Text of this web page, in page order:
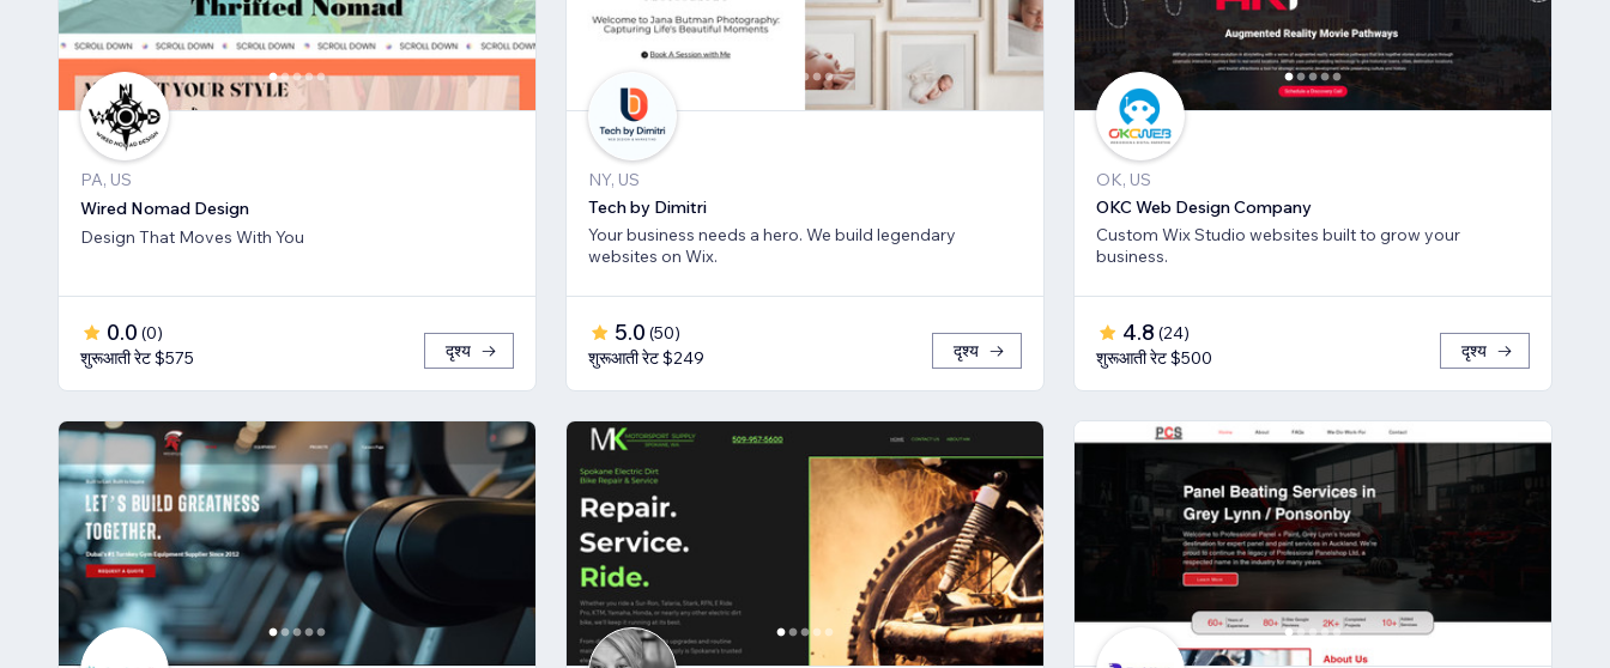
PA, US
Wired Nomad Design
Design That Moves With You
0.0 (0)
शुरूआती रेट $575
दृश्य
NY, US
Tech by Dimitri
Your business needs a hero. We build legendary
websites on Wix.
5.0 (50)
शुरूआती रेट $249
दृश्य
OK, US
OKC Web Design Company
Custom Wix Studio websites built to grow your
business.
4.8 (24)
शुरूआती रेट $500
दृश्य